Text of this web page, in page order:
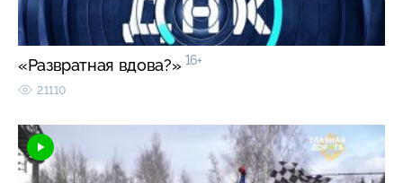
«Развратная вдова?» 16+
21110